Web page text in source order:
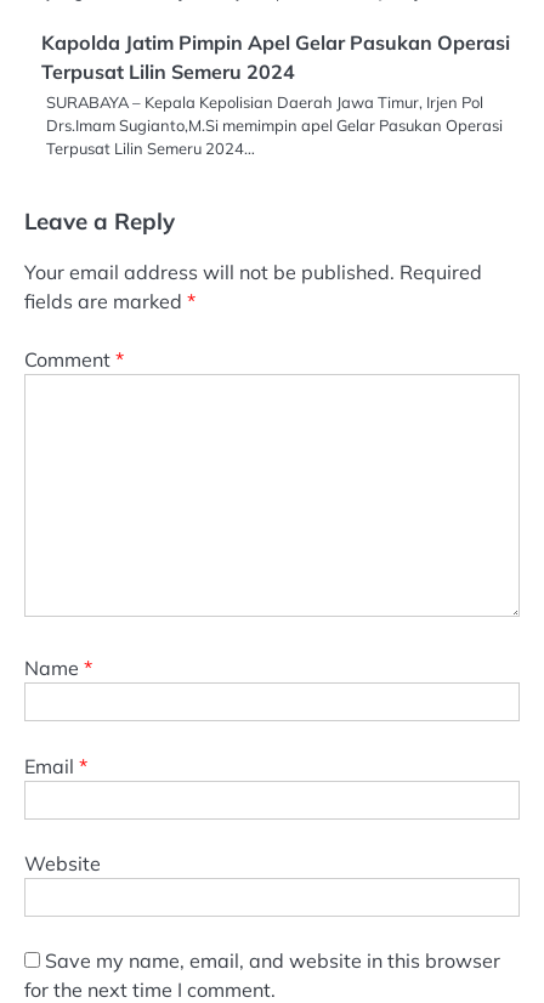
Kapolda Jatim Pimpin Apel Gelar Pasukan Operasi
Terpusat Lilin Semeru 2024
SURABAYA – Kepala Kepolisian Daerah Jawa Timur, Irjen Pol
Drs.Imam Sugianto,M.Si memimpin apel Gelar Pasukan Operasi
Terpusat Lilin Semeru 2024…
Leave a Reply
Your email address will not be published. Required
fields are marked *
Comment *
Name *
Email *
Website
Save my name, email, and website in this browser
for the next time I comment.